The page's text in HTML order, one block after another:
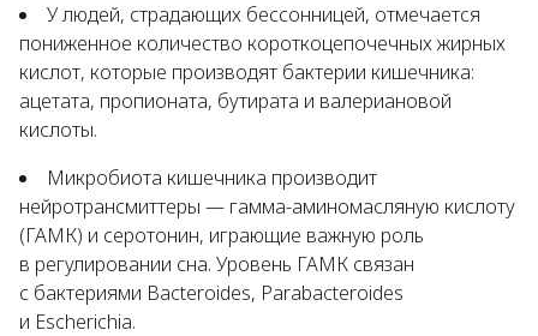
У людей, страдающих бессонницей, отмечается
пониженное количество короткоцепочечных жирных
кислот, которые производят бактерии кишечника:
ацетата, пропионата, бутирата и валериановой
кислоты.
Микробиота кишечника производит
нейротрансмиттеры — гамма-аминомасляную кислоту
(ГАМК) и серотонин, играющие важную роль
в регулировании сна. Уровень ГАМК связан
с бактериями Bacteroides, Parabacteroides
и Escherichia.